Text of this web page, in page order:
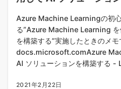
Azure Machine Learningの初
る”Azure Machine Learning を
を構築する”実施したときのメモ
docs.microsoft.comAzure
AI ソリューションを構築する
2021年2月22日